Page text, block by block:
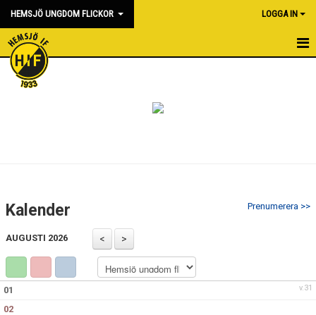
HEMSJÖ UNGDOM FLICKOR LOGGA IN
HEM
Prenumerera >>
Kalender
AUGUSTI 2026
v.31
01
02